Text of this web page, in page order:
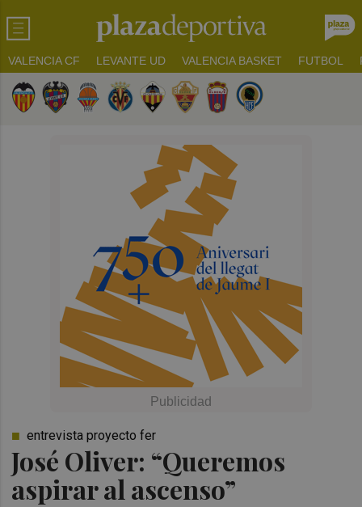
VALENCIA CF LEVANTE UD VALENCIA BASKET FUTBOL
José Oliver: “Queremos
aspirar al ascenso”
entrevista proyecto fer